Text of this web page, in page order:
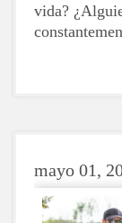
vida?
mayo 01,